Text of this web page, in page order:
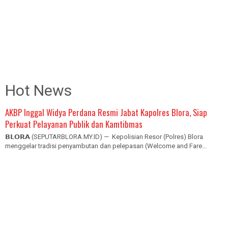
Hot News
AKBP Inggal Widya Perdana Resmi Jabat Kapolres Blora, Siap
Perkuat Pelayanan Publik dan Kamtibmas
𝗕𝗟𝗢𝗥𝗔 (SEPUTARBLORA.MY.ID) — Kepolisian Resor (Polres) Blora
menggelar tradisi penyambutan dan pelepasan (Welcome and Fare...